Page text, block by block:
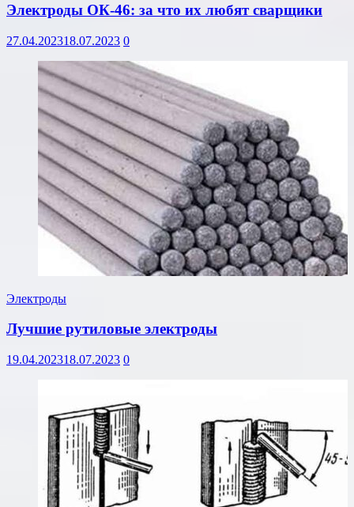
Электроды ОК-46: за что их любят сварщики
27.04.202318.07.2023 0
Электроды
Лучшие рутиловые электроды
19.04.202318.07.2023 0